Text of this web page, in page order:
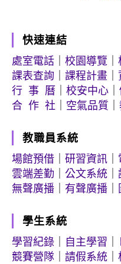
快速連結
處室電話
校園導覽
課表查詢
課程計畫
行 事 曆
校安中心
合 作 社
空氣品質
教職員系統
場館預借
研習資訊
雲端差勤
公文系統
無聲廣播
有聲廣播
學生系統
學習紀錄
自主學習
競賽營隊
請假系統